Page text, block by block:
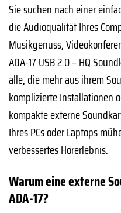
Sie suchen nach einer
die Audioqualität Ihres
Musikgenuss,
ADA-17 USB 2.0 – HQ
alle, die mehr aus ihrem
komplizierte Installationen
kompakte externe
Ihres PCs oder Laptops
verbessertes Hörerlebnis.
Warum eine externe
ADA-17?